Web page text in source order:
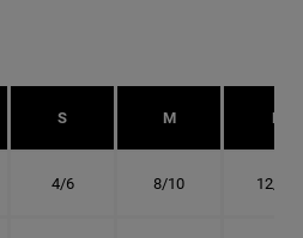
S M L
4/6 8/10 12/14